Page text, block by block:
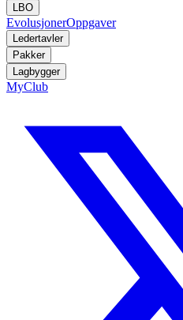
LBO
EvolusjonerOppgaver
Ledertavler
Pakker
Lagbygger
MyClub